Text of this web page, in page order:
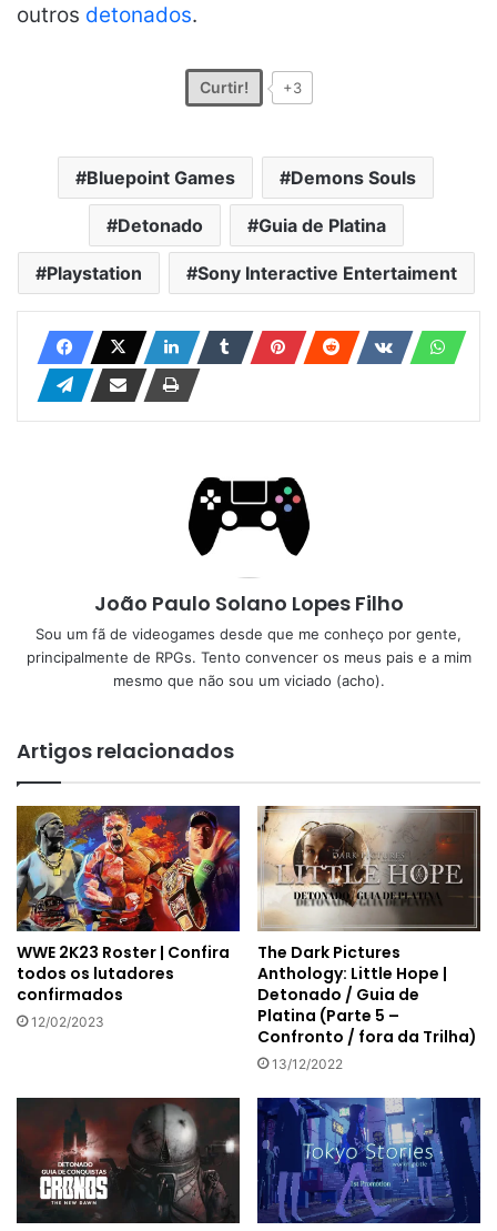
outros detonados.
Curtir! +3
Bluepoint Games Demons Souls
Detonado Guia de Platina
Playstation Sony Interactive Entertaiment
João Paulo Solano Lopes Filho
Sou um fã de videogames desde que me conheço por gente,
principalmente de RPGs. Tento convencer os meus pais e a mim
mesmo que não sou um viciado (acho).
Artigos relacionados
WWE 2K23 Roster | Confira
todos os lutadores
confirmados
12/02/2023
The Dark Pictures
Anthology: Little Hope |
Detonado / Guia de
Platina (Parte 5 –
Confronto / fora da Trilha)
13/12/2022